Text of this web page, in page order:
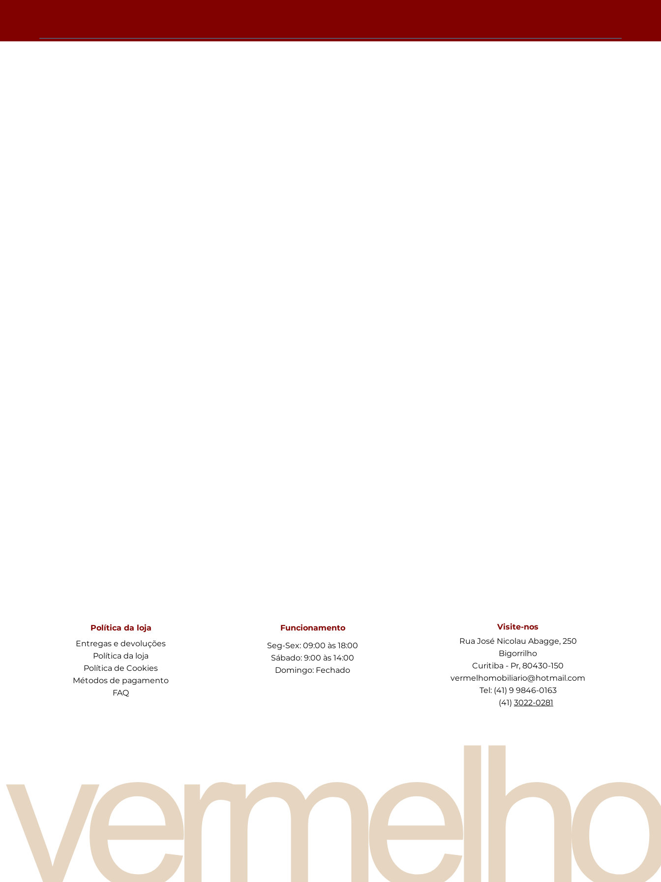
Política da loja
Entregas e devoluções
Política da loja
Política de Cookies
Métodos de pagamento
FAQ
Funcionamento
Seg-Sex: 09:00 às 18:00
Sábado: 9:00 às 14:00
Domingo: Fechado
Visite-nos
Rua José Nicolau Abagge, 250
Bigorrilho
Curitiba - Pr, 80430-150
vermelhomobiliario@hotmail.com
Tel: (41) 9 9846-0163
(41) 3022-0281
vermelho